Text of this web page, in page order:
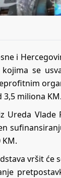
i
se
miliona KM.
Ureda
vršit